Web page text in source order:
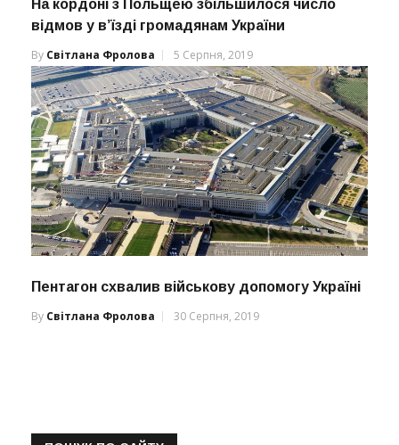
На кордоні з Польщею збільшилося число
відмов у в’їзді громадянам України
By Світлана Фролова 5 Серпня, 2019
Пентагон схвалив військову допомогу Україні
By Світлана Фролова 30 Серпня, 2019